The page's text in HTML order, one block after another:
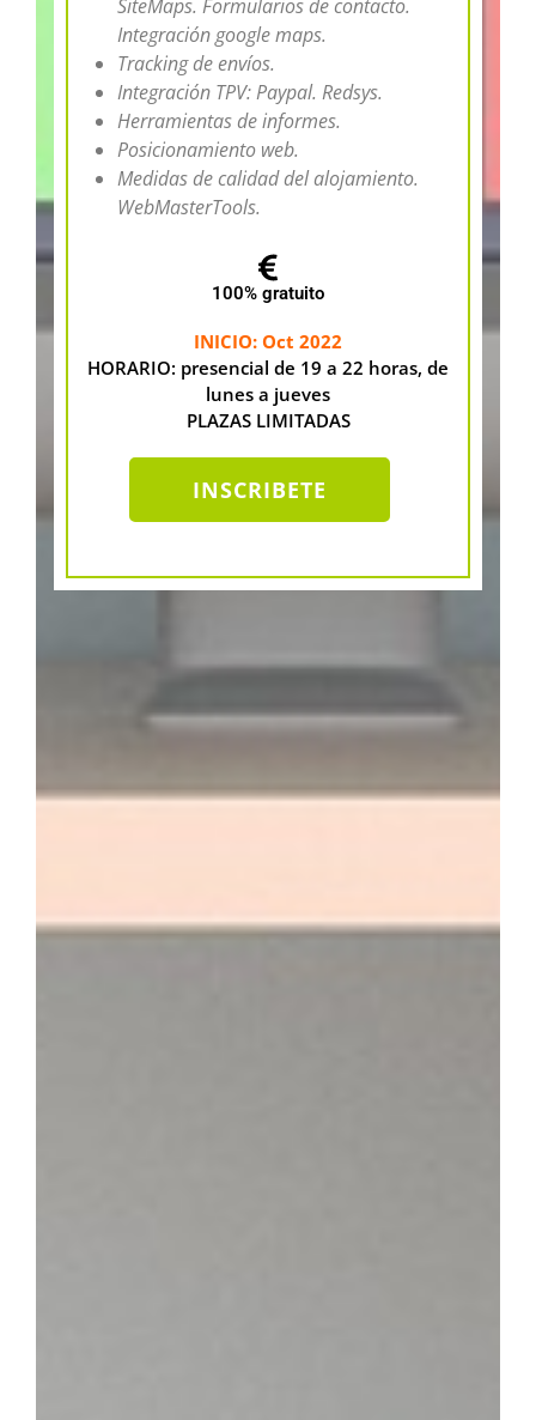
SiteMaps. Formularios de contacto.
Integración google maps.
Tracking de envíos.
Integración TPV: Paypal. Redsys.
Herramientas de informes.
Posicionamiento web.
Medidas de calidad del alojamiento.
WebMasterTools.
100% gratuito
INICIO: Oct 2022
HORARIO: presencial de 19 a 22 horas, de
lunes a jueves
PLAZAS LIMITADAS
INSCRIBETE